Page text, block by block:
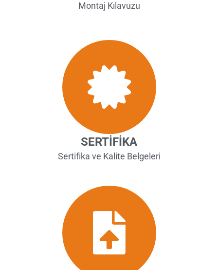
Montaj Kılavuzu
SERTİFİKA
Sertifika ve Kalite Belgeleri